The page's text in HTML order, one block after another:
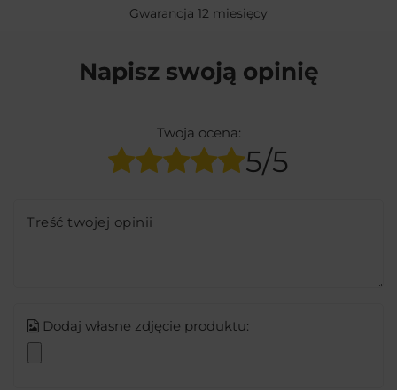
Gwarancja 12 miesięcy
Napisz swoją opinię
Twoja ocena:
5/5
Treść twojej opinii
Dodaj własne zdjęcie produktu: